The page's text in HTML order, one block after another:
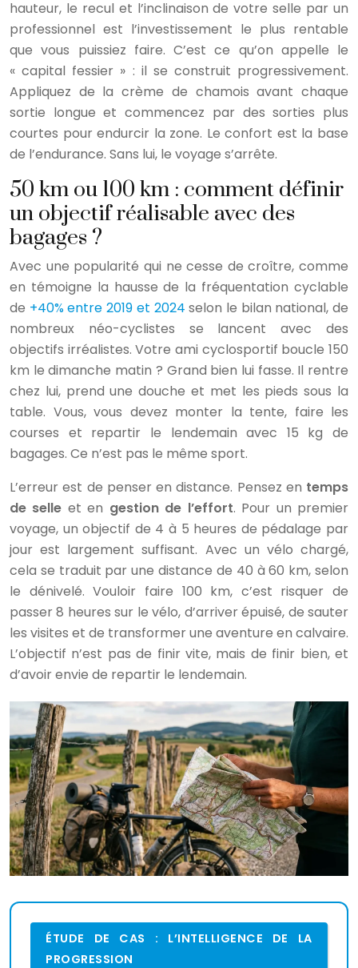
hauteur, le recul et l’inclinaison de votre selle par un
professionnel est l’investissement le plus rentable
que vous puissiez faire. C’est ce qu’on appelle le
« capital fessier » : il se construit progressivement.
Appliquez de la crème de chamois avant chaque
sortie longue et commencez par des sorties plus
courtes pour endurcir la zone. Le confort est la base
de l’endurance. Sans lui, le voyage s’arrête.
50 km ou 100 km : comment définir
un objectif réalisable avec des
bagages ?
Avec une popularité qui ne cesse de croître, comme
en témoigne la hausse de la fréquentation cyclable
de +40% entre 2019 et 2024 selon le bilan national, de
nombreux néo-cyclistes se lancent avec des
objectifs irréalistes. Votre ami cyclosportif boucle 150
km le dimanche matin ? Grand bien lui fasse. Il rentre
chez lui, prend une douche et met les pieds sous la
table. Vous, vous devez monter la tente, faire les
courses et repartir le lendemain avec 15 kg de
bagages. Ce n’est pas le même sport.
L’erreur est de penser en distance. Pensez en temps
de selle et en gestion de l’effort. Pour un premier
voyage, un objectif de 4 à 5 heures de pédalage par
jour est largement suffisant. Avec un vélo chargé,
cela se traduit par une distance de 40 à 60 km, selon
le dénivelé. Vouloir faire 100 km, c’est risquer de
passer 8 heures sur le vélo, d’arriver épuisé, de sauter
les visites et de transformer une aventure en calvaire.
L’objectif n’est pas de finir vite, mais de finir bien, et
d’avoir envie de repartir le lendemain.
ÉTUDE DE CAS : L’INTELLIGENCE DE LA
PROGRESSION